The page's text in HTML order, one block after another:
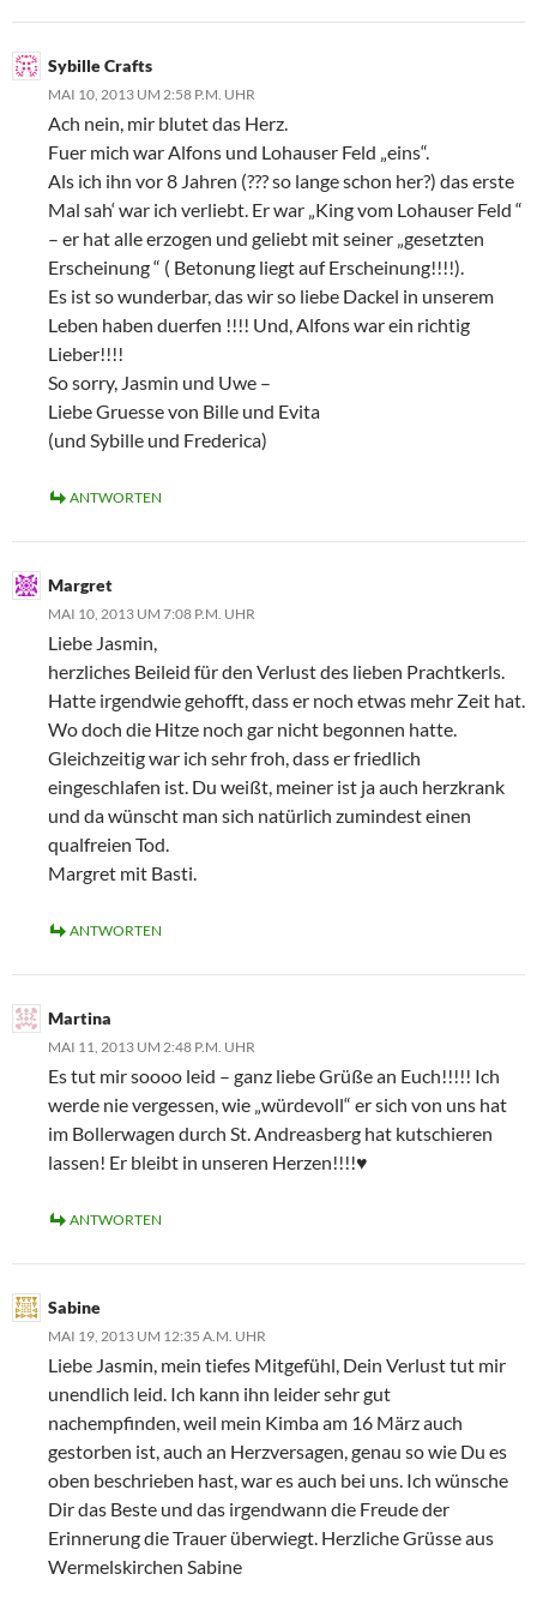
Sybille Crafts
MAI 10, 2013 UM 2:58 P.M. UHR
Ach nein, mir blutet das Herz.
Fuer mich war Alfons und Lohauser Feld „eins“.
Als ich ihn vor 8 Jahren (??? so lange schon her?) das erste
Mal sah‘ war ich verliebt. Er war „King vom Lohauser Feld “
– er hat alle erzogen und geliebt mit seiner „gesetzten
Erscheinung “ ( Betonung liegt auf Erscheinung!!!!).
Es ist so wunderbar, das wir so liebe Dackel in unserem
Leben haben duerfen !!!! Und, Alfons war ein richtig
Lieber!!!!
So sorry, Jasmin und Uwe –
Liebe Gruesse von Bille und Evita
(und Sybille und Frederica)
ANTWORTEN
Margret
MAI 10, 2013 UM 7:08 P.M. UHR
Liebe Jasmin,
herzliches Beileid für den Verlust des lieben Prachtkerls.
Hatte irgendwie gehofft, dass er noch etwas mehr Zeit hat.
Wo doch die Hitze noch gar nicht begonnen hatte.
Gleichzeitig war ich sehr froh, dass er friedlich
eingeschlafen ist. Du weißt, meiner ist ja auch herzkrank
und da wünscht man sich natürlich zumindest einen
qualfreien Tod.
Margret mit Basti.
ANTWORTEN
Martina
MAI 11, 2013 UM 2:48 P.M. UHR
Es tut mir soooo leid – ganz liebe Grüße an Euch!!!!! Ich
werde nie vergessen, wie „würdevoll“ er sich von uns hat
im Bollerwagen durch St. Andreasberg hat kutschieren
lassen! Er bleibt in unseren Herzen!!!!♥
ANTWORTEN
Sabine
MAI 19, 2013 UM 12:35 A.M. UHR
Liebe Jasmin, mein tiefes Mitgefühl, Dein Verlust tut mir
unendlich leid. Ich kann ihn leider sehr gut
nachempfinden, weil mein Kimba am 16 März auch
gestorben ist, auch an Herzversagen, genau so wie Du es
oben beschrieben hast, war es auch bei uns. Ich wünsche
Dir das Beste und das irgendwann die Freude der
Erinnerung die Trauer überwiegt. Herzliche Grüsse aus
Wermelskirchen Sabine